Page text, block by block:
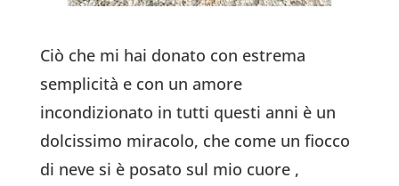
Ciò che mi hai donato con estrema
semplicità e con un amore
incondizionato in tutti questi anni è un
dolcissimo miracolo, che come un fiocco
di neve si è posato sul mio cuore ,